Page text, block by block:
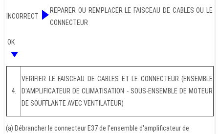
INCORRECT
REPARER OU REMPLACER LE FAISCEAU DE CABLES OU LE
CONNECTEUR
OK
4.
VERIFIER LE FAISCEAU DE CABLES ET LE CONNECTEUR (ENSEMBLE
D'AMPLIFICATEUR DE CLIMATISATION - SOUS-ENSEMBLE DE MOTEUR
DE SOUFFLANTE AVEC VENTILATEUR)
(a) Débrancher le connecteur E37 de l'ensemble d'amplificateur de